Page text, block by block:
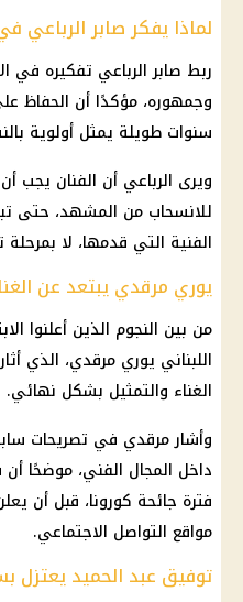
لماذا يفكر صابر الرباعي
ربط صابر الرباعي تفكيره في
وجمهوره، مؤكدًا أن الحفاظ
سنوات طويلة يمثل أولوية
ويرى الرباعي أن الفنان يجب
للانسحاب من المشهد، حتى
الفنية التي قدمها، لا
يوري مرقدي يبتعد عن
من بين النجوم الذين أعلنوا
اللبناني يوري مرقدي، الذي
الغناء والتمثيل بشكل نهائي.
وأشار مرقدي في تصريحات
داخل المجال الفني، موضحًا أن
فترة جائحة كورونا، قبل أن
مواقع التواصل الاجتماعي.
توفيق عبد الحميد